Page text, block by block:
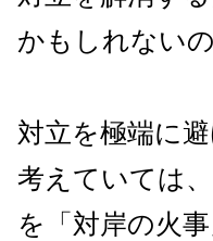
かもしれないの
対立を極端に
考えていては
を「対岸の火